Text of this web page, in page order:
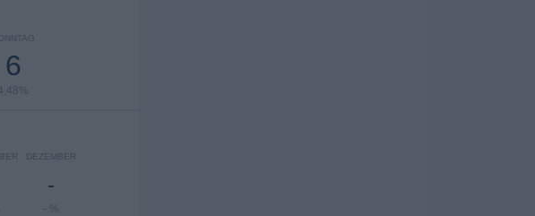
6
DEZEMBER
-
- %